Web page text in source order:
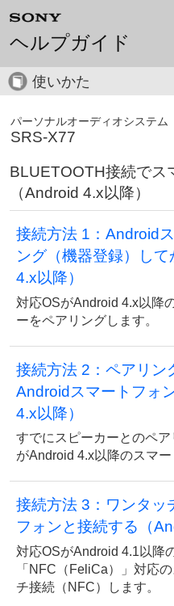
ヘルプガイド
使いかた
パーソナルオーディオシステム
SRS-X77
BLUETOOTH接続でス
（Android 4.x以降）
接続方法 1：Android
ング（機器登録）し
4.x以降）
対応OSがAndroid 4.x以降
ーをペアリングします。
接続方法 2：ペアリン
Androidスマートフォ
4.x以降）
すでにスピーカーとのペ
がAndroid 4.x以降のスマー
接続方法 3：ワンタッ
フォンと接続する（
対応OSがAndroid 4.1以降
「NFC（FeliCa）」対応
チ接続（NFC）します。